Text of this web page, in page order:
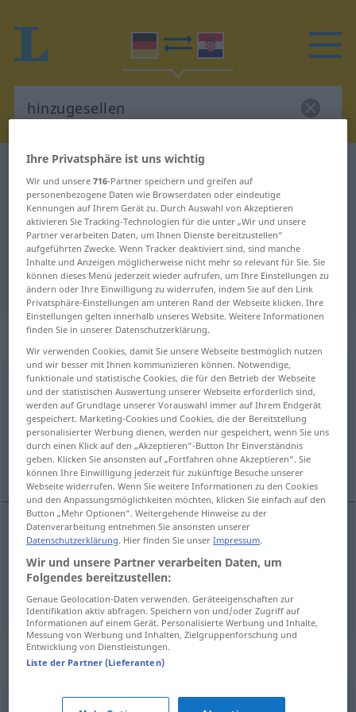
Deutsch-Kroatisch Wörterbuch
Deutsch-Kroatisch Übersetzung für
"hinzugesellen"
"hinzugesellen" Kroatisch
Übersetzung
„hinzugesellen“
hinzugesellen <trennb>
Übersicht aller Übersetzungen
(Für mehr Details die Übersetzung anklicken/antippen)
pridružiti se
Beispiele
sich hinzugesellen
pridružiti (-uživati)se
Synonyme für "hinzugesellen"
Ihre Privatsphäre ist uns wichtig
Wir und unsere716-Partner speichern und greifen auf
personenbezogene Daten wie Browserdaten oder eindeutige
Kennungen auf Ihrem Gerät zu. Durch Auswahl von Akzeptieren
aktivieren Sie Tracking-Technologien für die unter „Wir und unsere
Partner verarbeiten Daten, um Ihnen Dienste bereitzustellen“
aufgeführten Zwecke. Wenn Tracker deaktiviert sind, sind manche
Inhalte und Anzeigen möglicherweise nicht mehr so relevant für Sie. Sie
können dieses Menü jederzeit wieder aufrufen, um Ihre Einstellungen zu
ändern oder Ihre Einwilligung zu widerrufen, indem Sie auf den Link
Privatsphäre-Einstellungen am unteren Rand der Webseite klicken. Ihre
Einstellungen gelten innerhalb unseres Website. Weitere Informationen
finden Sie in unserer Datenschutzerklärung.
Wir verwenden Cookies, damit Sie unsere Webseite bestmöglich nutzen
und wir besser mit Ihnen kommunizieren können. Notwendige,
funktionale und statistische Cookies, die für den Betrieb der Webseite
und der statistischen Auswertung unserer Webseite erforderlich sind,
werden auf Grundlage unserer Vorauswahl immer auf Ihrem Endgerät
gespeichert. Marketing-Cookies und Cookies, die der Bereitstellung
personalisierter Werbung dienen, werden nur gespeichert, wenn Sie uns
durch einen Klick auf den „Akzeptieren“-Button Ihr Einverständnis
geben. Klicken Sie ansonsten auf „Fortfahren ohne Akzeptieren“. Sie
können Ihre Einwilligung jederzeit für zukünftige Besuche unserer
Webseite widerrufen. Wenn Sie weitere Informationen zu den Cookies
und den Anpassungsmöglichkeiten möchten, klicken Sie einfach auf den
Button „Mehr Optionen“. Weitergehende Hinweise zu der
Datenverarbeitung entnehmen Sie ansonsten unserer
Datenschutzerklärung. Hier finden Sie unserImpressum.
Wir und unsere Partner verarbeiten Daten, um
Folgendes bereitzustellen:
Genaue Geolocation-Daten verwenden. Geräteeigenschaften zur
Identifikation aktiv abfragen. Speichern von und/oder Zugriff auf
Informationen auf einem Gerät. Personalisierte Werbung und Inhalte,
Messung von Werbung und Inhalten, Zielgruppenforschung und
Entwicklung von Dienstleistungen.
Liste der Partner (Lieferanten)